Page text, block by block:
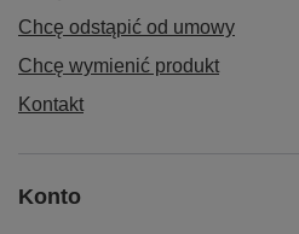
Chcę odstąpić od umowy
Chcę wymienić produkt
Kontakt
Konto